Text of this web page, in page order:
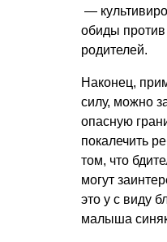
—
обиды
родителей.
Наконец,
силу, можно
опасную
покалечить
том, что
могут
это у с виду
малыша